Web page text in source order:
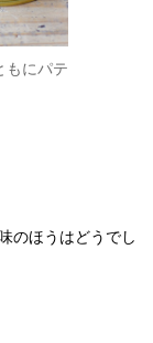
もにパテ
のほうはどうでし